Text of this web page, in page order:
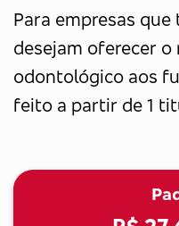
Para empresas
desejam oferecer
odontológico aos
feito a partir de 1